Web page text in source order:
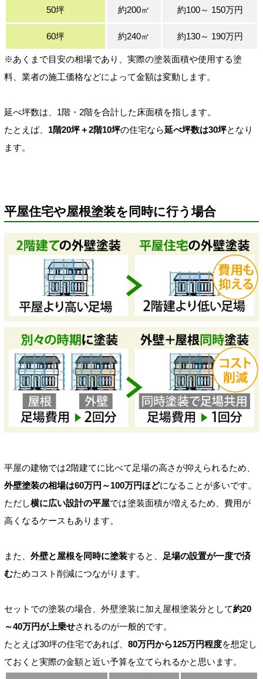
50坪 約200㎡ 約100～ 150万円
60坪 約240㎡ 約130～ 190万円
※あくまで目安の相場であり、実際の塗装面積や使用する塗
料、業者の施工価格などによって金額は変動します。
延べ坪数は、1階・2階を合計した床面積を指します。
たとえば、 1階20坪＋2階10坪の住宅なら延べ坪数は30坪となり
ます。
平屋住宅や屋根塗装を同時に行う場合
平屋の建物では2階建てに比べて足場の高さが抑えられるため、
外壁塗装の相場は60万円～100万円ほどになることが多いです。
ただし横に広い設計の平屋では塗装面積が増えるため、費用が
高くなるケースもあります。
また、 外壁と屋根を同時に塗装すると、 足場の設置が一度で済
むためコスト削減につながります。
セットでの塗装の場合、外壁塗装に加え屋根塗装分として約20
～40万円が上乗せされるのが一般的です。
たとえば30坪の住宅であれば、 80万円から125万円程度を想定し
ておくと実際の金額と近い予算を立てられるかと思います。